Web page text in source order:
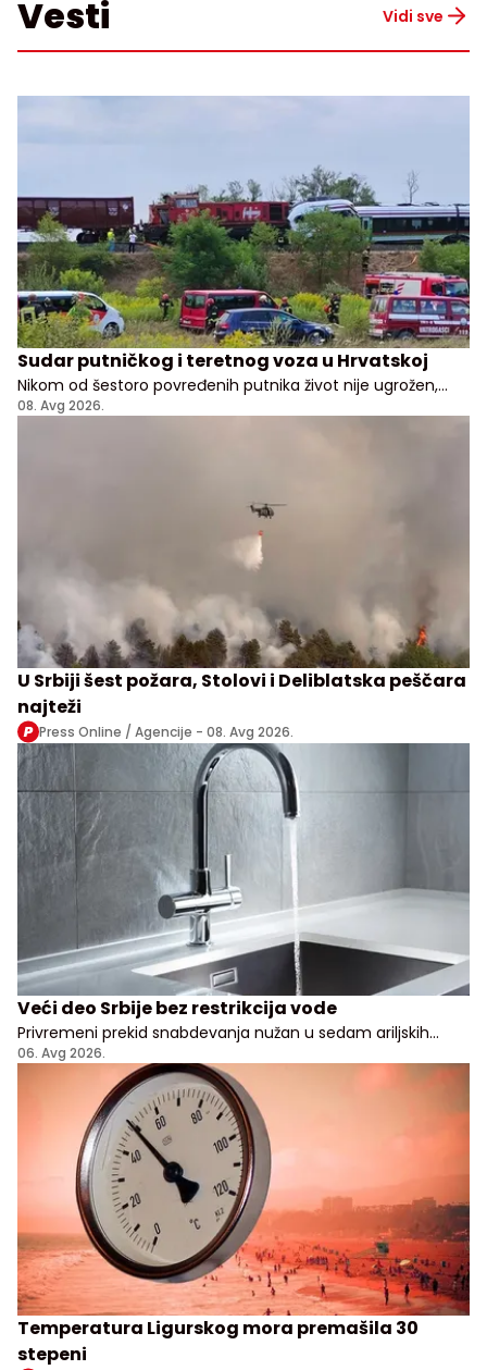
Vesti Vidi sve
Sudar putničkog i teretnog voza u Hrvatskoj
Nikom od šestoro povređenih putnika život nije ugrožen,
kažu lekari i predstavnici hrvatske vlade
08. Avg 2026.
U Srbiji šest požara, Stolovi i Deliblatska peščara
najteži
Press Online / Agencije - 08. Avg 2026.
Veći deo Srbije bez restrikcija vode
Privremeni prekid snabdevanja nužan u sedam ariljskih
naselja
06. Avg 2026.
Temperatura Ligurskog mora premašila 30
stepeni